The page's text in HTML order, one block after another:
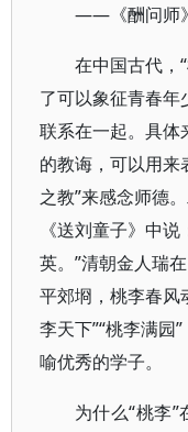
——《酬问师
在中国古代，
了可以象征青春年
联系在一起。具体
的教诲，可以用来
之教”来感念师德
《送刘童子》中
英。”清朝金人瑞
平郊埛，桃李春风
李天下”“桃李满园
喻优秀的学子。
为什么“桃李